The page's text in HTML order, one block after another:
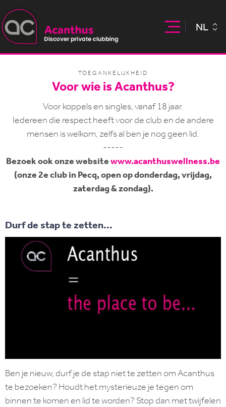
NL
TOEGANKELIJKHEID
Voor wie is Acanthus?
Voor koppels en singles, vanaf 18 jaar.
Iedereen die respect heeft voor de club en de andere
mensen is welkom, zelfs al ben je nog geen lid.
-----
Bezoek ook onze websitewww.acanthuswellness.be
(onze 2e club in Pecq, open op donderdag, vrijdag,
zaterdag & zondag).
Durf de stap te zetten...
Ben je nieuw, durf je de stap niet te zetten om Acanthus
te bezoeken? Houdt het mysterieuze je tegen om
binnen te komen en lid te worden? Stop dan met twijfelen